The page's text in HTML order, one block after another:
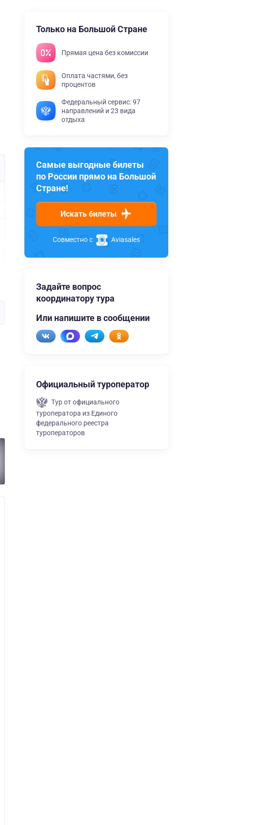
Только на Большой Стране
Прямая цена без комиссии
Оплата частями, без
процентов
Федеральный сервис: 97
направлений и 23 вида
отдыха
Самые выгодные билеты
по России прямо на Большой
Стране!
Искать билеты
Совместно с Aviasales
Задайте вопрос
координатору тура
Или напишите в сообщении
Официальный туроператор
Тур от официального
туроператора из Единого
федерального реестра
туроператоров